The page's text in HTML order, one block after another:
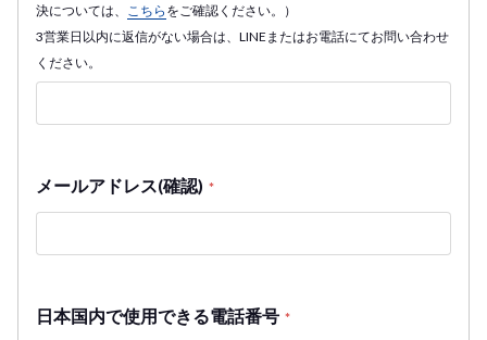
決については、
こちら をご確認ください。）
3営業日以内に返信がない場合は、LINEまたはお電話にてお問い合わせ
ください。
メールアドレス(確認) *
日本国内で使用できる電話番号 *